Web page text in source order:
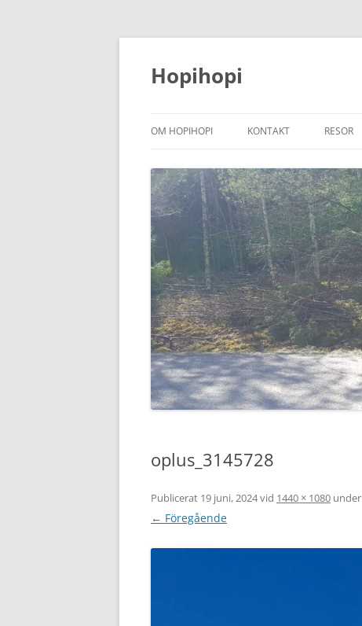
Hoppa
Hopihopi
OM HOPIHOPI KONTAKT RESOR
oplus_3145728
Publicerat 19 juni, 2024vid 1440 × 1080 under
← Föregående